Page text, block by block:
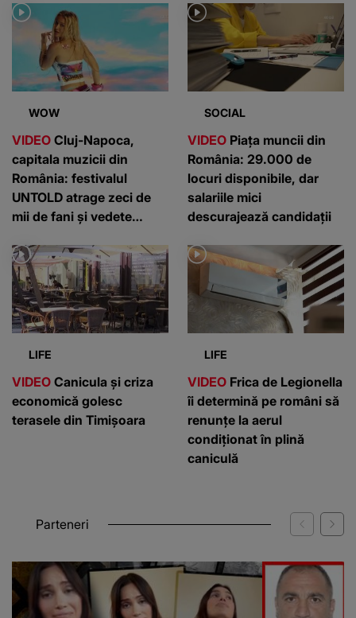
WOW
VIDEO Cluj-Napoca,
capitala muzicii din
România: festivalul
UNTOLD atrage zeci de
mii de fani și vedete
SOCIAL
VIDEO Piața muncii din
România: 29.000 de
locuri disponibile, dar
salariile mici
descurajează candidații
LIFE
VIDEO Canicula și criza
economică golesc
terasele din Timișoara
LIFE
VIDEO Frica de Legionella
îi determină pe români să
renunțe la aerul
condiționat în plină
caniculă
Parteneri